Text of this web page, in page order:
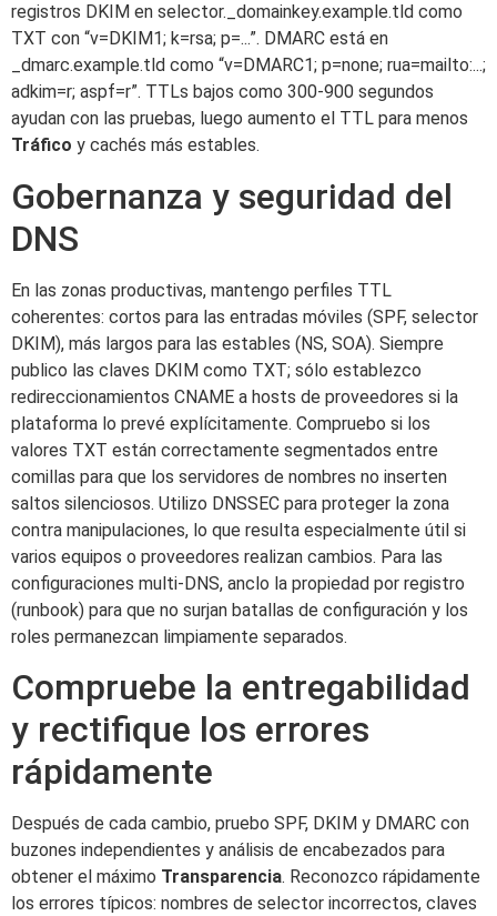
registros DKIM en selector._domainkey.example.tld como
TXT con “v=DKIM1; k=rsa; p=...”. DMARC está en
_dmarc.example.tld como “v=DMARC1; p=none; rua=mailto:...;
adkim=r; aspf=r”. TTLs bajos como 300-900 segundos
ayudan con las pruebas, luego aumento el TTL para menos
Tráfico y cachés más estables.
Gobernanza y seguridad del
DNS
En las zonas productivas, mantengo perfiles TTL
coherentes: cortos para las entradas móviles (SPF, selector
DKIM), más largos para las estables (NS, SOA). Siempre
publico las claves DKIM como TXT; sólo establezco
redireccionamientos CNAME a hosts de proveedores si la
plataforma lo prevé explícitamente. Compruebo si los
valores TXT están correctamente segmentados entre
comillas para que los servidores de nombres no inserten
saltos silenciosos. Utilizo DNSSEC para proteger la zona
contra manipulaciones, lo que resulta especialmente útil si
varios equipos o proveedores realizan cambios. Para las
configuraciones multi-DNS, anclo la propiedad por registro
(runbook) para que no surjan batallas de configuración y los
roles permanezcan limpiamente separados.
Compruebe la entregabilidad
y rectifique los errores
rápidamente
Después de cada cambio, pruebo SPF, DKIM y DMARC con
buzones independientes y análisis de encabezados para
obtener el máximo Transparencia. Reconozco rápidamente
los errores típicos: nombres de selector incorrectos, claves